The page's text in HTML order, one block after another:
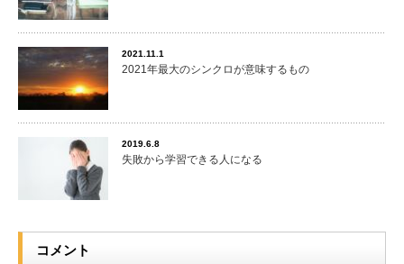
2021.11.1
2021年最大のシンクロが意味するもの
2019.6.8
失敗から学習できる人になる
コメント